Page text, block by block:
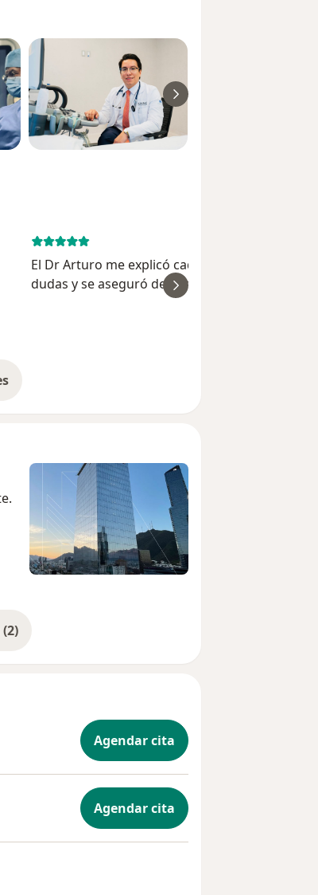
El Dr Arturo me explicó cada detalle de mis
dudas y se aseguró de personalizar la consulta y
ofrecer diversas alternativas. Muy recomendable
Mostrar más noticias (2)
Agendar cita
Agendar cita